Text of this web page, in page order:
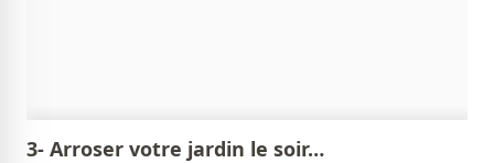
3- Arroser votre jardin le soir…